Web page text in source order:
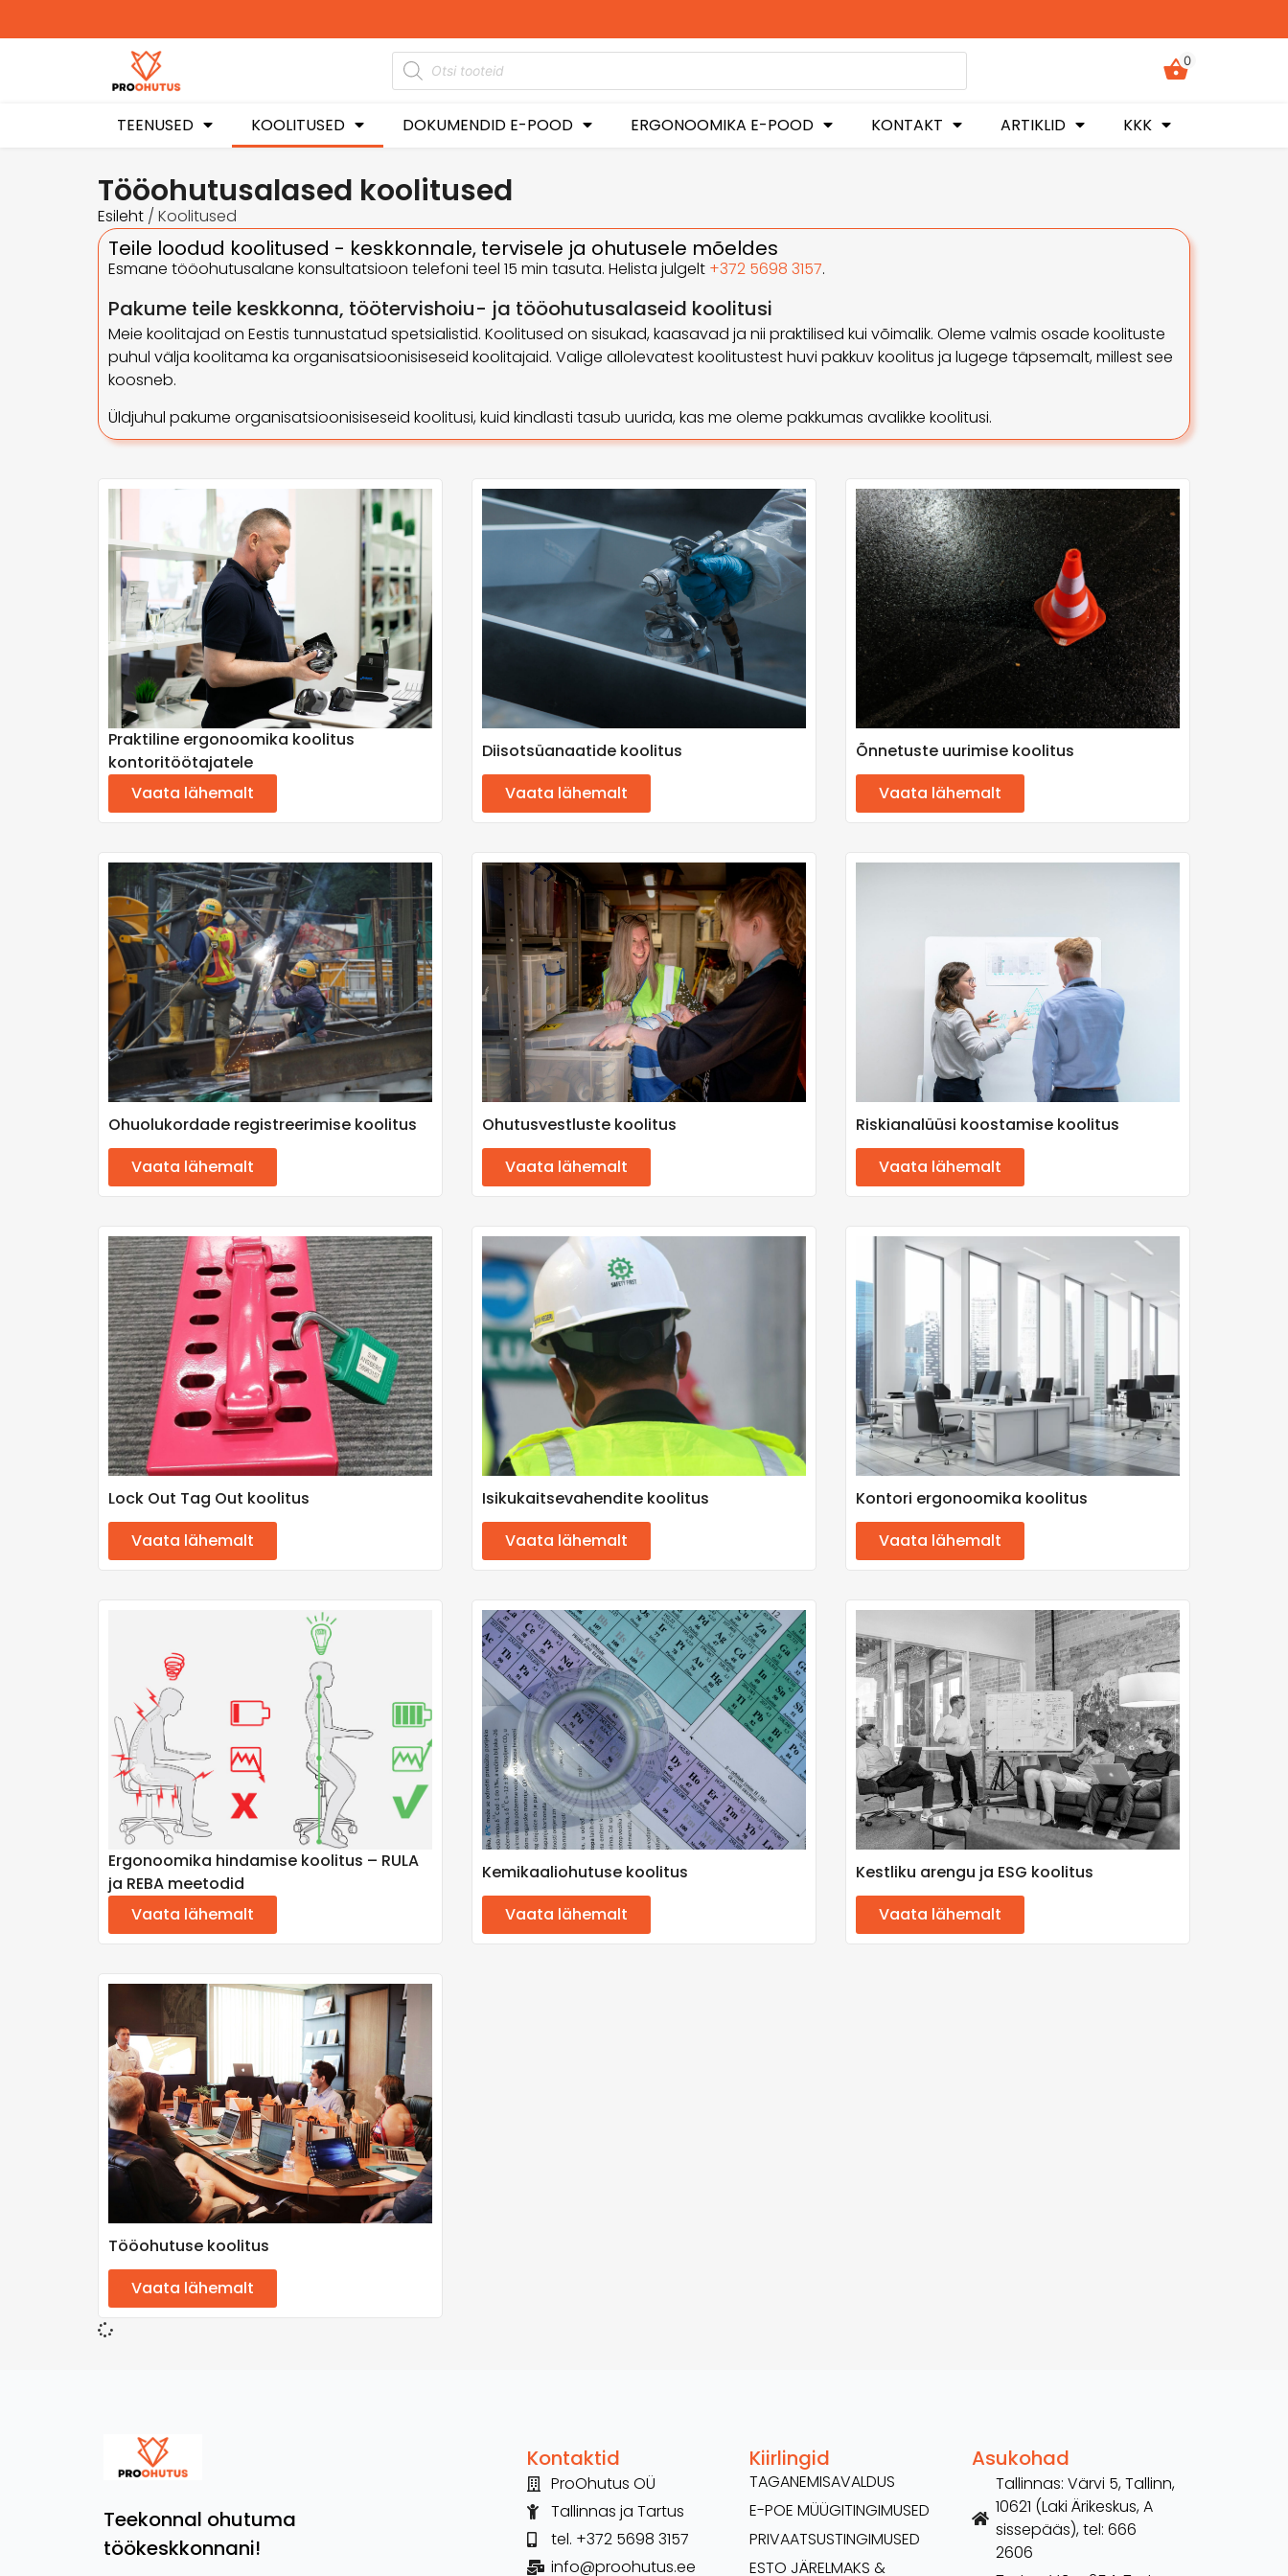
Ohutusjuhendid hetkel -50%
soodustusega!
0
TEENUSED KOOLITUSED DOKUMENDID E-POOD ERGONOOMIKA E-POOD KONTAKT ARTIKLID KKK
Tööohutusalased koolitused
Esileht / Koolitused
Teile loodud koolitused - keskkonnale, tervisele ja ohutusele mõeldes
Esmane tööohutusalane konsultatsioon telefoni teel 15 min tasuta. Helista julgelt +372 5698 3157.
Pakume teile keskkonna, töötervishoiu- ja tööohutusalaseid koolitusi
Meie koolitajad on Eestis tunnustatud spetsialistid. Koolitused on sisukad, kaasavad ja nii praktilised kui võimalik. Oleme valmis osade koolituste
puhul välja koolitama ka organisatsioonisiseseid koolitajaid. Valige allolevatest koolitustest huvi pakkuv koolitus ja lugege täpsemalt, millest see
koosneb.
Üldjuhul pakume organisatsioonisiseseid koolitusi, kuid kindlasti tasub uurida, kas me oleme pakkumas avalikke koolitusi.
Praktiline ergonoomika koolitus
kontoritöötajatele
Vaata lähemalt
Diisotsüanaatide koolitus
Vaata lähemalt
Õnnetuste uurimise koolitus
Vaata lähemalt
Ohuolukordade registreerimise koolitus
Vaata lähemalt
Ohutusvestluste koolitus
Vaata lähemalt
Riskianalüüsi koostamise koolitus
Vaata lähemalt
Lock Out Tag Out koolitus
Vaata lähemalt
Isikukaitsevahendite koolitus
Vaata lähemalt
Kontori ergonoomika koolitus
Vaata lähemalt
Ergonoomika hindamise koolitus – RULA
ja REBA meetodid
Vaata lähemalt
Kemikaaliohutuse koolitus
Vaata lähemalt
Kestliku arengu ja ESG koolitus
Vaata lähemalt
Tööohutuse koolitus
Vaata lähemalt
Teekonnal ohutuma
töökeskkonnani!
Kontaktid
ProOhutus OÜ
Tallinnas ja Tartus
tel. +372 5698 3157
info@proohutus.ee
Kiirlingid
TAGANEMISAVALDUS
E-POE MÜÜGITINGIMUSED
PRIVAATSUSTINGIMUSED
ESTO JÄRELMAKS &
Asukohad
Tallinnas: Värvi 5, Tallinn,
10621 (Laki Ärikeskus, A
sissepääs), tel: 666
2606